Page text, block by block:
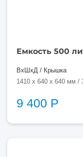
Емкость 500
ВхШхД / Крышка
1410 x 640 x 640 мм /
9 400 Р